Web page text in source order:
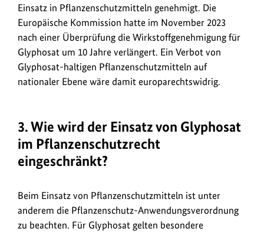
Einsatz in Pflanzenschutzmitteln genehmigt. Die
Europäische Kommission hatte im November 2023
nach einer Überprüfung die Wirkstoffgenehmigung für
Glyphosat um 10 Jahre verlängert. Ein Verbot von
Glyphosat-haltigen Pflanzenschutzmitteln auf
nationaler Ebene wäre damit europarechtswidrig.
3. Wie wird der Einsatz von Glyphosat
im Pflanzenschutzrecht
eingeschränkt?
Beim Einsatz von Pflanzenschutzmitteln ist unter
anderem die Pflanzenschutz-Anwendungsverordnung
zu beachten. Für Glyphosat gelten besondere